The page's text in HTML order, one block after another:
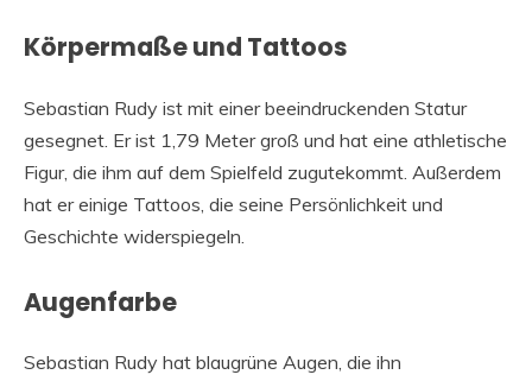
Körpermaße und Tattoos
Sebastian Rudy ist mit einer beeindruckenden Statur
gesegnet. Er ist 1,79 Meter groß und hat eine athletische
Figur, die ihm auf dem Spielfeld zugutekommt. Außerdem
hat er einige Tattoos, die seine Persönlichkeit und
Geschichte widerspiegeln.
Augenfarbe
Sebastian Rudy hat blaugrüne Augen, die ihn